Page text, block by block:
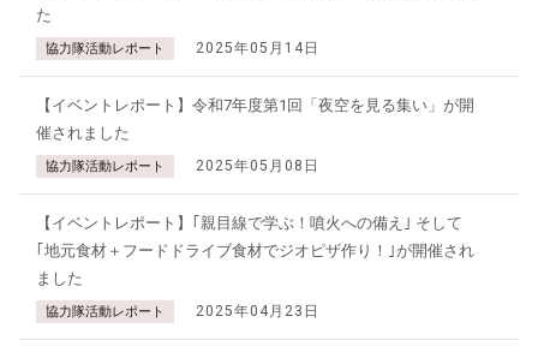
た
協力隊活動レポート 2025年05月14日
【イベントレポート】令和7年度第1回「夜空を見る集い」が開
催されました
協力隊活動レポート 2025年05月08日
【イベントレポート】｢親目線で学ぶ！噴火への備え｣ そして
｢地元食材＋フードドライブ食材でジオピザ作り！｣が開催され
ました
協力隊活動レポート 2025年04月23日